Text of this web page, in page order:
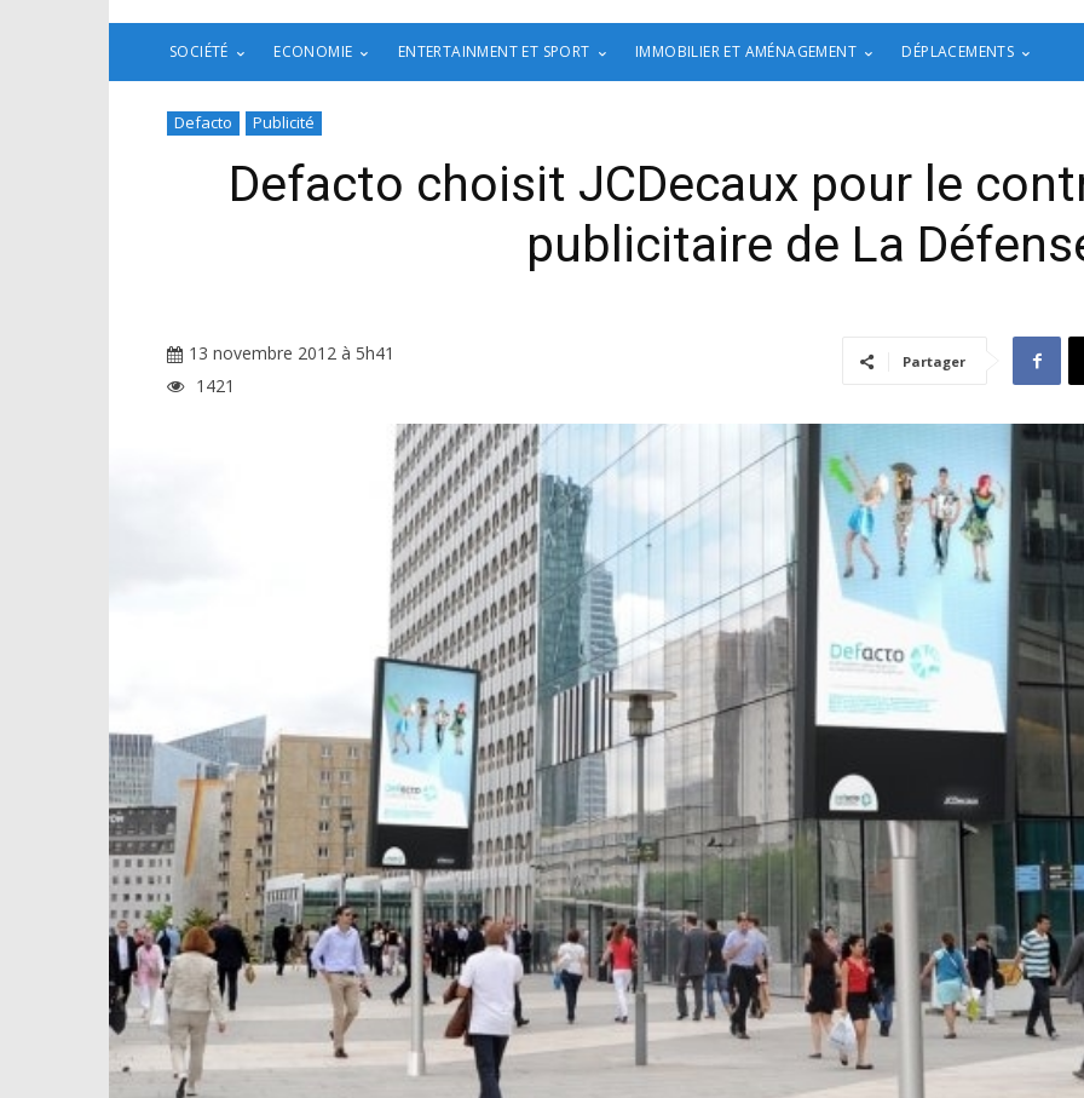
SOCIÉTÉ ECONOMIE ENTERTAINMENT ET SPORT IMMOBILIER ET AMÉNAGEMENT DÉPLACEMENTS
Defacto Publicité
Defacto choisit JCDecaux pour le
publicitaire de La
13 novembre 2012 à 5h41
1421
Partager